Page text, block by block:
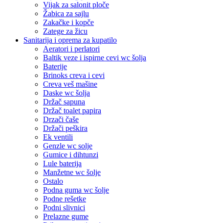
Vijak za salonit ploče
Žabica za sajlu
Zakačke i kopče
Zatege za žicu
Sanitarija i oprema za kupatilo
Aeratori i perlatori
Baltik veze i ispirne cevi wc šolja
Baterije
Brinoks creva i cevi
Creva veš mašine
Daske wc šolja
Držač sapuna
Držač toalet papira
Drzači čaše
Držači peškira
Ek ventili
Genzle wc solje
Gumice i dihtunzi
Lule baterija
Manžetne wc šolje
Ostalo
Podna guma wc šolje
Podne rešetke
Podni slivnici
Prelazne gume